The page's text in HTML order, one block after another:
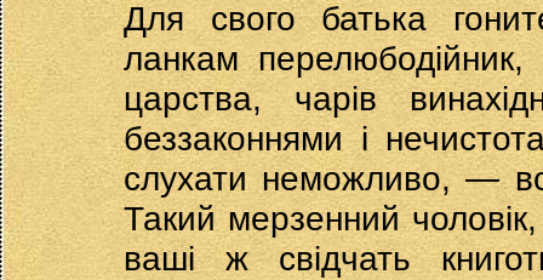
Для свого батька
ланкам
царства, чарів
беззаконнями і
слухати неможливо, —
Такий мерзенний
ваші ж свідчать